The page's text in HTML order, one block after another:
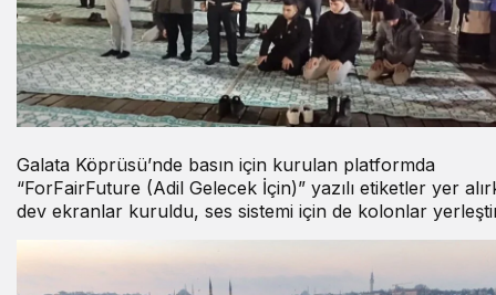
Galata Köprüsü’nde basın için kurulan platformda
“ForFairFuture (Adil Gelecek İçin)” yazılı etiketler yer
dev ekranlar kuruldu, ses sistemi için de kolonlar